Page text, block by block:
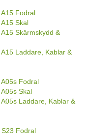
Fodral
Skal
Skärmskydd &
Laddare, Kablar &
Fodral
Skal
Laddare, Kablar &
Fodral